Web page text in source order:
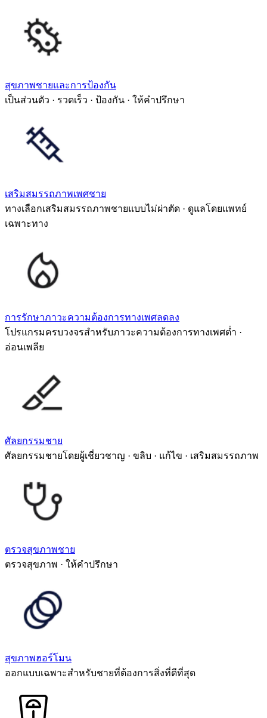
สุขภาพชายและการป้องกัน
เป็นส่วนตัว · รวดเร็ว · ป้องกัน · ให้คำปรึกษา
เสริมสมรรถภาพเพศชาย
ทางเลือกเสริมสมรรถภาพชายแบบไม่ผ่าตัด · ดูแลโดยแพทย์
เฉพาะทาง
การรักษาภาวะความต้องการทางเพศลดลง
โปรแกรมครบวงจรสำหรับภาวะความต้องการทางเพศต่ำ ·
อ่อนเพลีย
ศัลยกรรมชาย
ศัลยกรรมชายโดยผู้เชี่ยวชาญ · ขลิบ · แก้ไข · เสริมสมรรถภาพ
ตรวจสุขภาพชาย
ตรวจสุขภาพ · ให้คำปรึกษา
สุขภาพฮอร์โมน
ออกแบบเฉพาะสำหรับชายที่ต้องการสิ่งที่ดีที่สุด